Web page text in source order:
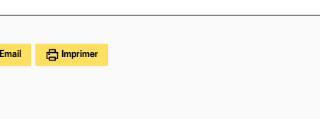
Email Imprimer